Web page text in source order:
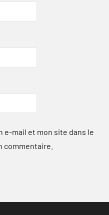
e-mail et mon site dans le
commentaire.